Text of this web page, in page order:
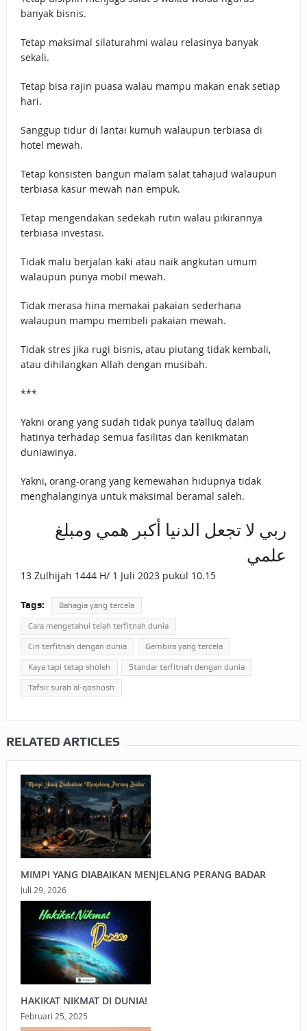
banyak bisnis.
Tetap maksimal silaturahmi walau relasinya banyak
sekali.
Tetap bisa rajin puasa walau mampu makan enak setiap
hari.
Sanggup tidur di lantai kumuh walaupun terbiasa di
hotel mewah.
Tetap konsisten bangun malam salat tahajud walaupun
terbiasa kasur mewah nan empuk.
Tetap mengendakan sedekah rutin walau pikirannya
terbiasa investasi.
Tidak malu berjalan kaki atau naik angkutan umum
walaupun punya mobil mewah.
Tidak merasa hina memakai pakaian sederhana
walaupun mampu membeli pakaian mewah.
Tidak stres jika rugi bisnis, atau piutang tidak kembali,
atau dihilangkan Allah dengan musibah.
***
Yakni orang yang sudah tidak punya ta’alluq dalam
hatinya terhadap semua fasilitas dan kenikmatan
duniawinya.
Yakni, orang-orang yang kemewahan hidupnya tidak
menghalanginya untuk maksimal beramal saleh.
ربي لا تجعل الدنيا أكبر همي ومبلغ
علمي
13 Zulhijah 1444 H/ 1 Juli 2023 pukul 10.15
Tags: Bahagia yang tercela
Cara mengetahui telah terfitnah dunia
Ciri terfitnah dengan dunia Gembira yang tercela
Kaya tapi tetap sholeh Standar terfitnah dengan dunia
Tafsir surah al-qoshosh
RELATED ARTICLES
MIMPI YANG DIABAIKAN MENJELANG PERANG BADAR
Juli 29, 2026
HAKIKAT NIKMAT DI DUNIA!
Februari 25, 2025